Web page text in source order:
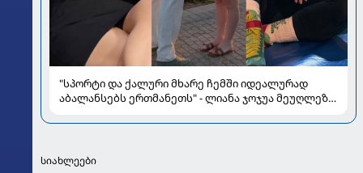
"სპორტი და ქალური მხარე ჩემში იდეალურად
აბალანსებს ერთმანეთს" - ლიანა ჯოჯუა მეუღლეზე,
სიახლეები